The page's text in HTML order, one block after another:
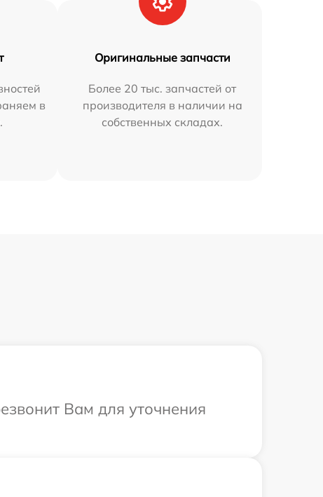
в
Оригинальные запчасти
Более 20 тыс. запчастей от
производителя в наличии на
собственных складах.
Вам для уточнения